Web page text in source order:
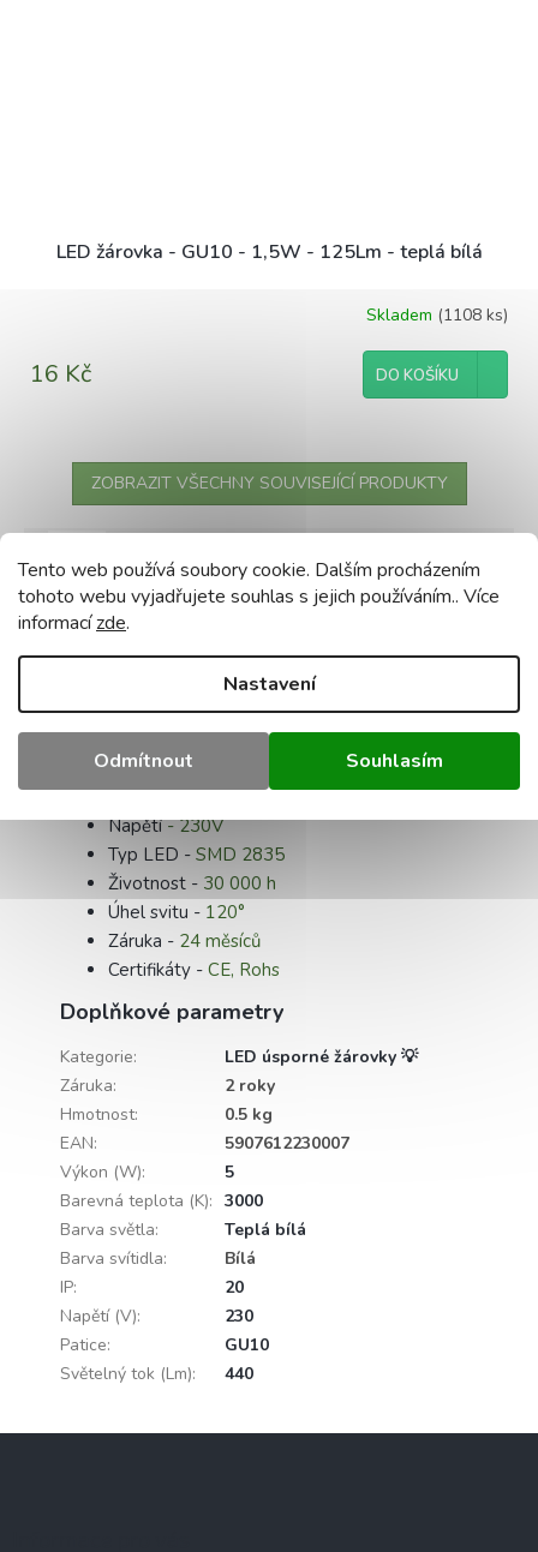
Tento web používá soubory cookie. Dalším procházením
tohoto webu vyjadřujete souhlas s jejich používáním.. Více
informacízde.
Nastavení
Odmítnout Souhlasím
LED žárovka - GU10 - 1,5W - 125Lm - teplá bílá
Skladem (1108 ks)
16 Kč DO KOŠÍKU
ZOBRAZIT VŠECHNY SOUVISEJÍCÍ PRODUKTY
Detailní popis produktu
Parametry:
Barva -teplá bílá
Teplota barvy -3000K
Příkon -5W
Světelný tok- 440Lm
Napětí- 230V
Typ LED - SMD 2835
Životnost - 30 000 h
Úhel svitu - 120°
Záruka - 24 měsíců
Certifikáty - CE, Rohs
Doplňkové parametry
Kategorie:
LED úsporné žárovky 💡
Záruka:
2 roky
Hmotnost:
0.5 kg
EAN:
5907612230007
Výkon (W):
5
Barevná teplota (K): 3000
Barva světla:
Teplá bílá
Barva svítidla:
Bílá
IP:
20
Napětí (V):
230
Patice:
GU10
Světelný tok (Lm): 440